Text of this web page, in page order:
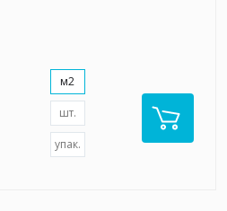
м2
шт.
упак.